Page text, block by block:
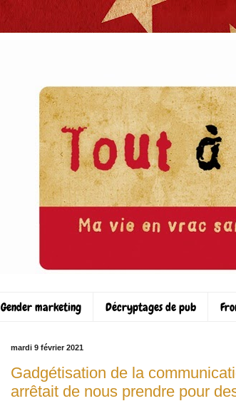
Gender marketing Décryptages de pub
mardi 9 février 2021
Gadgétisation de la
arrêtait de nous prendre pour